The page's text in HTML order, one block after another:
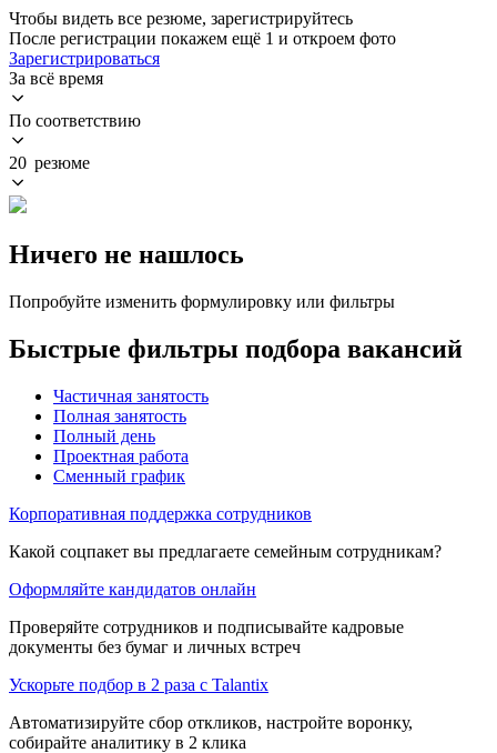
Чтобы видеть все резюме, зарегистрируйтесь
После регистрации покажем ещё 1 и откроем фото
Зарегистрироваться
За всё время
По соответствию
20 резюме
Ничего не нашлось
Попробуйте изменить формулировку или фильтры
Быстрые фильтры подбора вакансий
Частичная занятость
Полная занятость
Полный день
Проектная работа
Сменный график
Корпоративная поддержка сотрудников
Какой соцпакет вы предлагаете семейным сотрудникам?
Оформляйте кандидатов онлайн
Проверяйте сотрудников и подписывайте кадровые
документы без бумаг и личных встреч
Ускорьте подбор в 2 раза с Talantix
Автоматизируйте сбор откликов, настройте воронку,
собирайте аналитику в 2 клика